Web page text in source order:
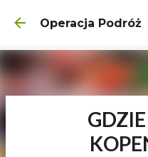
Przejdź do
Operacja Podróż